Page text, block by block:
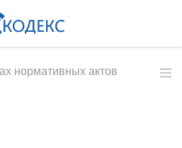
нормативных актов